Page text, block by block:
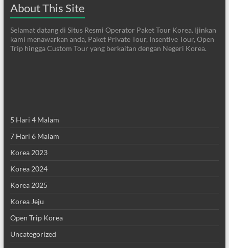
About This Site
Selamat datang di Situs Resmi Operator Paket Tour Korea. Ijinkan
kami menawarkan anda, Paket Private Tour, Insentive Tour, Open
Trip hingga Custom Tour yang berkaitan dengan Negeri Korea.
5 Hari 4 Malam
7 Hari 6 Malam
Korea 2023
Korea 2024
Korea 2025
Korea Jeju
Open Trip Korea
Uncategorized